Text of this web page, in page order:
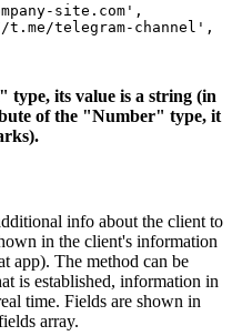
site.com',
t.me/telegram-channel',
its value is a string (in
of the "Number" type, it
info about the client to
in the client's information
app). The method can be
is established, information in
time. Fields are shown in
array.